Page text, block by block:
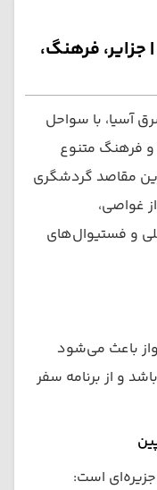
جزایر، فرهنگ،
آسیا، با سواحل
فرهنگ متنوع
مقاصد گردشگری
غواصی،
و فستیوال‌های
باعث می‌شود
و از برنامه سفر
است: